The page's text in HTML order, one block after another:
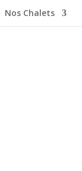
Nos Chalets